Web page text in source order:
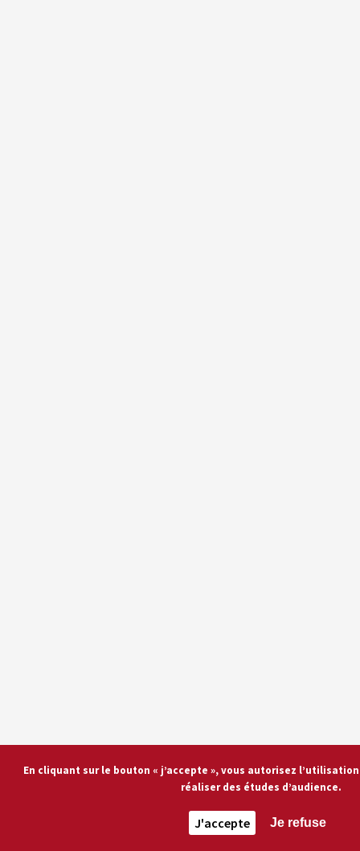
En cliquant sur le bouton « j’accepte », vous autorisez
réaliser des études d’audience.
J'accepte Je refuse